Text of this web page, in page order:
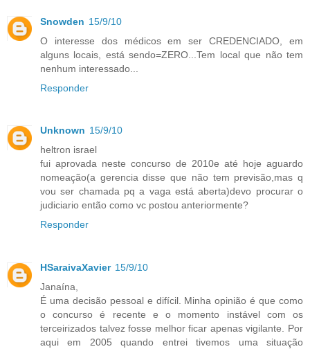
Snowden 15/9/10
O interesse dos médicos em ser CREDENCIADO, em
alguns locais, está sendo=ZERO...Tem local que não tem
nenhum interessado...
Responder
Unknown 15/9/10
heltron israel
fui aprovada neste concurso de 2010e até hoje aguardo
nomeação(a gerencia disse que não tem previsão,mas q
vou ser chamada pq a vaga está aberta)devo procurar o
judiciario então como vc postou anteriormente?
Responder
HSaraivaXavier 15/9/10
Janaína,
É uma decisão pessoal e difícil. Minha opinião é que como
o concurso é recente e o momento instável com os
terceirizados talvez fosse melhor ficar apenas vigilante. Por
aqui em 2005 quando entrei tivemos uma situação